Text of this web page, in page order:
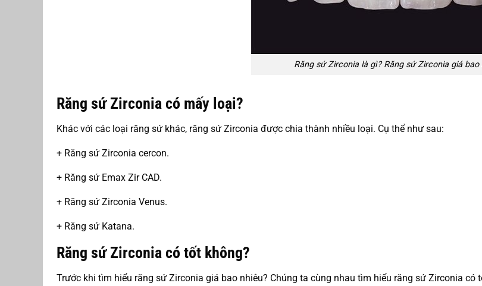
Răng sứ Zirconia là gì? Răng sứ Zirconia giá bao
Răng sứ Zirconia có mấy loại?
Khác với các loại răng sứ khác, răng sứ Zirconia được chia thành nhiều loại. Cụ thể như sau:
+ Răng sứ Zirconia cercon.
+ Răng sứ Emax Zir CAD.
+ Răng sứ Zirconia Venus.
+ Răng sứ Katana.
Răng sứ Zirconia có tốt không?
Trước khi tìm hiểu răng sứ Zirconia giá bao nhiêu? Chúng ta cùng nhau tìm hiểu răng sứ Zirconia